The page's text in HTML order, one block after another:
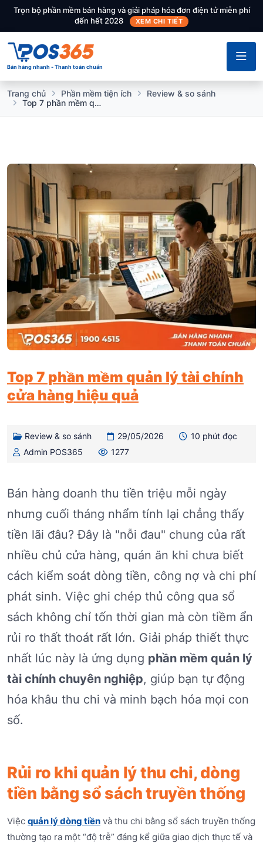
Trọn bộ phần mềm bán hàng và giải pháp hóa đơn điện tử miễn phí
đến hết 2028
XEM CHI TIẾT
Bán hàng nhanh - Thanh toán chuẩn
Trang chủ Phần mềm tiện ích
Review & so sánh
Top 7 phần mềm quản lý tài chính cửa hàng hiệu quả
Top 7 phần mềm quản lý tài chính
cửa hàng hiệu quả
Review & so sánh 29/05/2026
10 phút đọc
Admin POS365
1277
Bán hàng doanh thu tiền triệu mỗi ngày
nhưng cuối tháng nhẩm tính lại chẳng thấy
tiền lãi đâu? Đây là "nỗi đau" chung của rất
nhiều chủ cửa hàng, quán ăn khi chưa biết
cách kiểm soát dòng tiền, công nợ và chi phí
phát sinh. Việc ghi chép thủ công qua sổ
sách không chỉ tốn thời gian mà còn tiềm ẩn
rủi ro thất thoát rất lớn. Giải pháp thiết thực
nhất lúc này là ứng dụng phần mềm quản lý
tài chính chuyên nghiệp, giúp bạn tự động
hóa khâu thu chi và minh bạch hóa mọi con
số.
Rủi ro khi quản lý thu chi, dòng
tiền bằng sổ sách truyền thống
Việc quản lý dòng tiền và thu chi bằng sổ sách truyền thống
thường tạo ra một “độ trễ” đáng kể giữa giao dịch thực tế và